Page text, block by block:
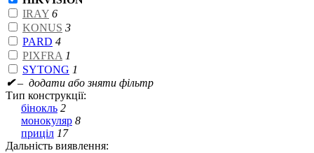
IRAY 6
KONUS 3
PARD 4
PIXFRA 1
SYTONG 1
✔– додати або зняти фільтр
Тип конструкції:
бінокль 2
монокуляр 8
приціл 17
Дальність виявлення: